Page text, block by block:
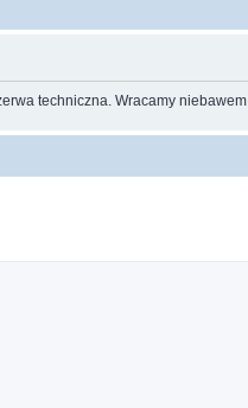
techniczna. Wracamy niebawem